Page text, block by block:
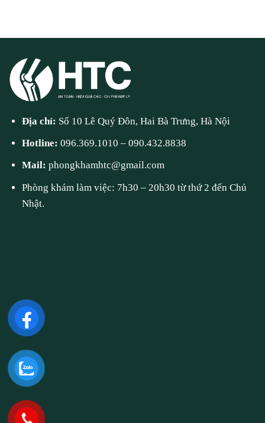
Địa chỉ: Số 10 Lê Quý Đôn, Hai Bà Trưng, Hà Nội
Hotline:096.369.1010 –090.432.8838
Mail:phongkhamhtc@gmail.com
Phòng khám làm việc: 7h30 – 20h30 từ thứ 2 đến Chủ
Nhật.